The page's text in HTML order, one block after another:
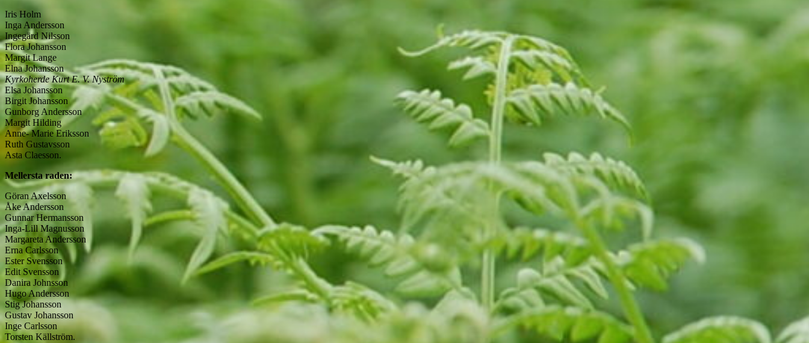
Iris Holm
Inga Andersson
Ingegärd Nilsson
Flora Johansson
Margit Lange
Elna Johansson
Kyrkoherde Kurt E. V. Nyström
Elsa Johansson
Birgit Johansson
Gunborg Andersson
Margit Hilding
Anne- Marie Eriksson
Ruth Gustavsson
Asta Claesson.
Mellersta raden:
Göran Axelsson
Åke Andersson
Gunnar Hermansson
Inga-Lill Magnusson
Margareta Andersson
Erna Carlsson
Ester Svensson
Edit Svensson
Danira Johnsson
Hugo Andersson
Stig Johansson
Gustav Johansson
Inge Carlsson
Torsten Källström.